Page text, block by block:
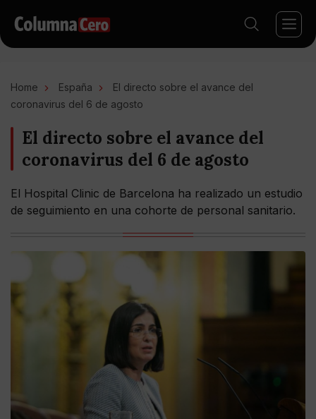
Home España
El directo sobre el avance del
coronavirus del 6 de agosto
El directo sobre el avance del
coronavirus del 6 de agosto
El Hospital Clinic de Barcelona ha realizado un estudio
de seguimiento en una cohorte de personal sanitario.